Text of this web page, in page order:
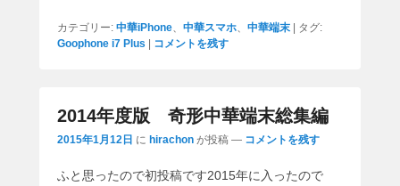
カテゴリー: 中華iPhone、 中華スマホ、 中華端末 | タグ:
Goophone i7 Plus | コメントを残す
2014年度版 奇形中華端末総集編
2015年1月12日 に hirachon が投稿 — コメントを残す
ふと思ったので初投稿です2015年に入ったので